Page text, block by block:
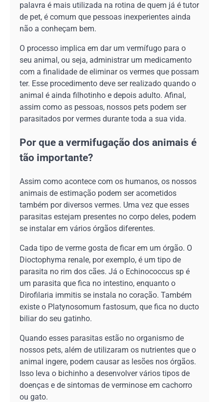
palavra é mais utilizada na rotina de quem já é tutor
de pet, é comum que pessoas inexperientes ainda
não a conheçam bem.
O processo implica em dar um vermífugo para o
seu animal, ou seja, administrar um medicamento
com a finalidade de eliminar os vermes que possam
ter. Esse procedimento deve ser realizado quando o
animal é ainda filhotinho e depois adulto. Afinal,
assim como as pessoas, nossos pets podem ser
parasitados por vermes durante toda a sua vida.
Por que a vermifugação dos animais é
tão importante?
Assim como acontece com os humanos, os nossos
animais de estimação podem ser acometidos
também por diversos vermes. Uma vez que esses
parasitas estejam presentes no corpo deles, podem
se instalar em vários órgãos diferentes.
Cada tipo de verme gosta de ficar em um órgão. O
Dioctophyma renale, por exemplo, é um tipo de
parasita no rim dos cães. Já o Echinococcus sp é
um parasita que fica no intestino, enquanto o
Dirofilaria immitis se instala no coração. Também
existe o Platynosomum fastosum, que fica no ducto
biliar do seu gatinho.
Quando esses parasitas estão no organismo de
nossos pets, além de utilizaram os nutrientes que o
animal ingere, podem causar as lesões nos órgãos.
Isso leva o bichinho a desenvolver vários tipos de
doenças e de sintomas de verminose em cachorro
ou gato.